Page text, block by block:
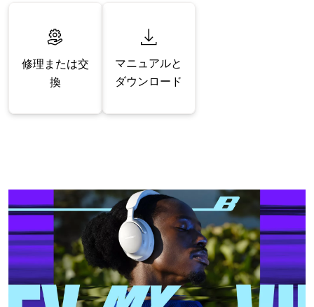
修理または交
換
マニュアルと
ダウンロード